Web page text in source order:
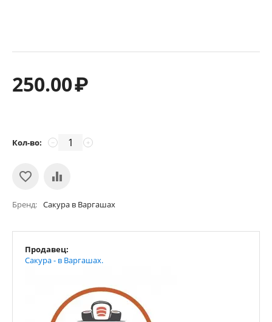
250.00₽
Кол-во: +
−
Бренд Сакура в Варгашах
Продавец:
Сакура - в Варгашах.